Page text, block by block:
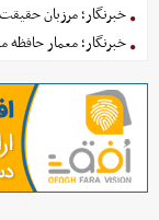
خبرنگار؛ مرزبان
خبرنگار؛ معمار حافظه